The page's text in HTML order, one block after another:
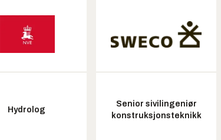
Hydrolog
Senior sivilingeniør
konstruksjonsteknikk